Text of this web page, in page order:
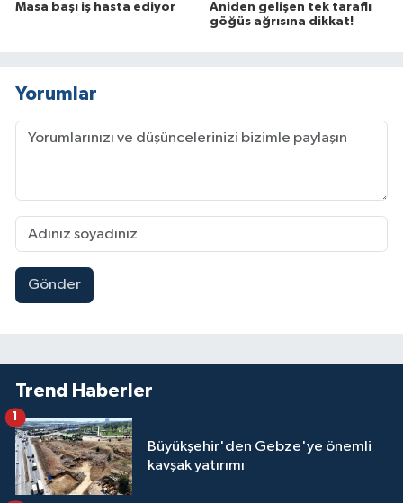
Masa başı iş hasta ediyor
Aniden gelişen tek taraflı
göğüs ağrısına dikkat!
Yorumlar
Gönder
Trend Haberler
Büyükşehir'den Gebze'ye önemli
kavşak yatırımı
1